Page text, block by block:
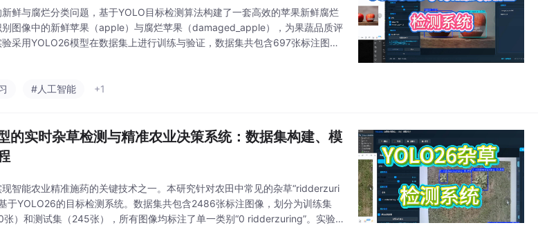
鲜与腐烂分类问题，基于YOLO目标检测算法构建了一套高效的苹果新鲜腐烂
图像中的新鲜苹果（apple）与腐烂苹果（damaged_apple），为果蔬品质评
采用YOLO26模型在数据集上进行训练与验证，数据集共包含697张标注图
#人工智能 +1
的实时杂草检测与精准农业决策系统：数据集构建、模
智能农业精准施药的关键技术之一。本研究针对农田中常见的杂草“ridderzuri
于YOLO26的目标检测系统。数据集共包含2486张标注图像，划分为训练集
张）和测试集（245张），所有图像均标注了单一类别“0 ridderzuring”。实验